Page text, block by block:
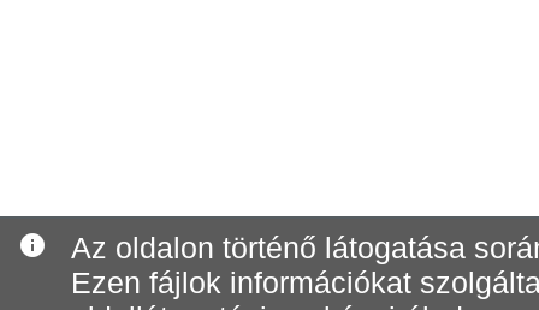
info
Az oldalon történő látogatása
Ezen fájlok információkat